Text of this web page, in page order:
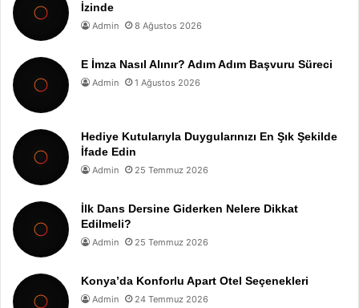
İzinde
Admin 8 Ağustos 2026
E İmza Nasıl Alınır? Adım Adım Başvuru Süreci
Admin 1 Ağustos 2026
Hediye Kutularıyla Duygularınızı En Şık Şekilde
İfade Edin
Admin 25 Temmuz 2026
İlk Dans Dersine Giderken Nelere Dikkat
Edilmeli?
Admin 25 Temmuz 2026
Konya’da Konforlu Apart Otel Seçenekleri
Admin 24 Temmuz 2026